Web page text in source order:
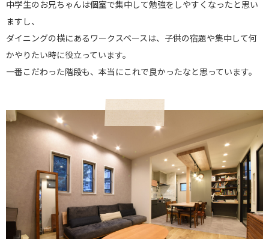
中学生のお兄ちゃんは個室で集中して勉強をしやすくなったと思い
ますし、
ダイニングの横にあるワークスペースは、子供の宿題や集中して何
かやりたい時に役立っています。
一番こだわった階段も、本当にこれで良かったなと思っています。